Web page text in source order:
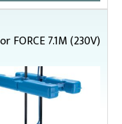
FORCE 7.1M (230V)